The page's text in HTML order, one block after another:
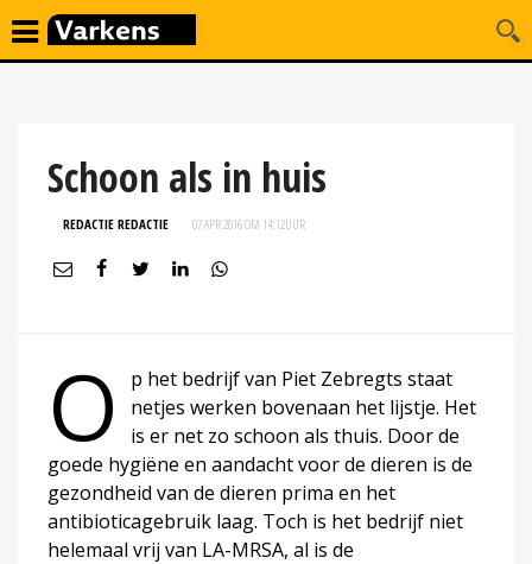
Schoon als in huis
REDACTIE REDACTIE 07 APR 2016 OM 14:12UUR
O
p het bedrijf van Piet Zebregts staat
netjes werken bovenaan het lijstje. Het
is er net zo schoon als thuis. Door de
goede hygiëne en aandacht voor de dieren is de
gezondheid van de dieren prima en het
antibioticagebruik laag. Toch is het bedrijf niet
helemaal vrij van LA-MRSA, al is de